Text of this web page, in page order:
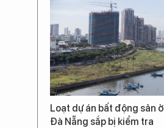
Loạt dự án bất động sản ở
Đà Nẵng sắp bị kiểm tra